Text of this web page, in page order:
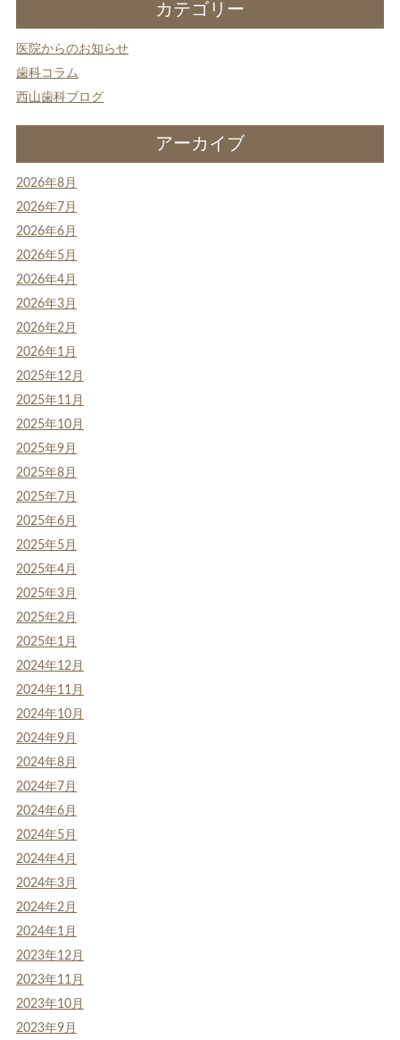
カテゴリー
医院からのお知らせ
歯科コラム
西山歯科ブログ
アーカイブ
2026年8月
2026年7月
2026年6月
2026年5月
2026年4月
2026年3月
2026年2月
2026年1月
2025年12月
2025年11月
2025年10月
2025年9月
2025年8月
2025年7月
2025年6月
2025年5月
2025年4月
2025年3月
2025年2月
2025年1月
2024年12月
2024年11月
2024年10月
2024年9月
2024年8月
2024年7月
2024年6月
2024年5月
2024年4月
2024年3月
2024年2月
2024年1月
2023年12月
2023年11月
2023年10月
2023年9月